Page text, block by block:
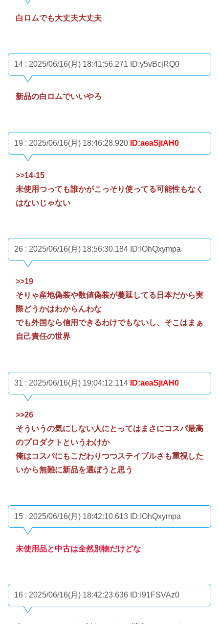
白ロムでも大丈夫大丈夫
14 : 2025/06/16(月) 18:41:56.271 ID:y5vBcjRQ0
新品の白ロムでいいやろ
19 : 2025/06/16(月) 18:46:28.920 ID:aeaSjiAH0
>>14-15
未使用つっても誰かがこっそり使ってる可能性もなく
はないじゃない
26 : 2025/06/16(月) 18:56:30.184 ID:IOhQxympa
>>19
そりゃ産地偽装や数値偽装が蔓延してる日本だから実
際どうかはわからんわな
でも外国なら信用できるわけでもないし、そこはまぁ
自己責任の世界
31 : 2025/06/16(月) 19:04:12.114 ID:aeaSjiAH0
>>26
そういうの気にしない人にとってはまさにコスパ最高
のプロダクトというわけか
俺はコスパにもこだわりつつステイブルさも重視した
いから無難に新品を選ぼうと思う
15 : 2025/06/16(月) 18:42:10.613 ID:IOhQxympa
未使用品と中古は全然別物だけどな
16 : 2025/06/16(月) 18:42:23.636 ID:I91FSVAz0